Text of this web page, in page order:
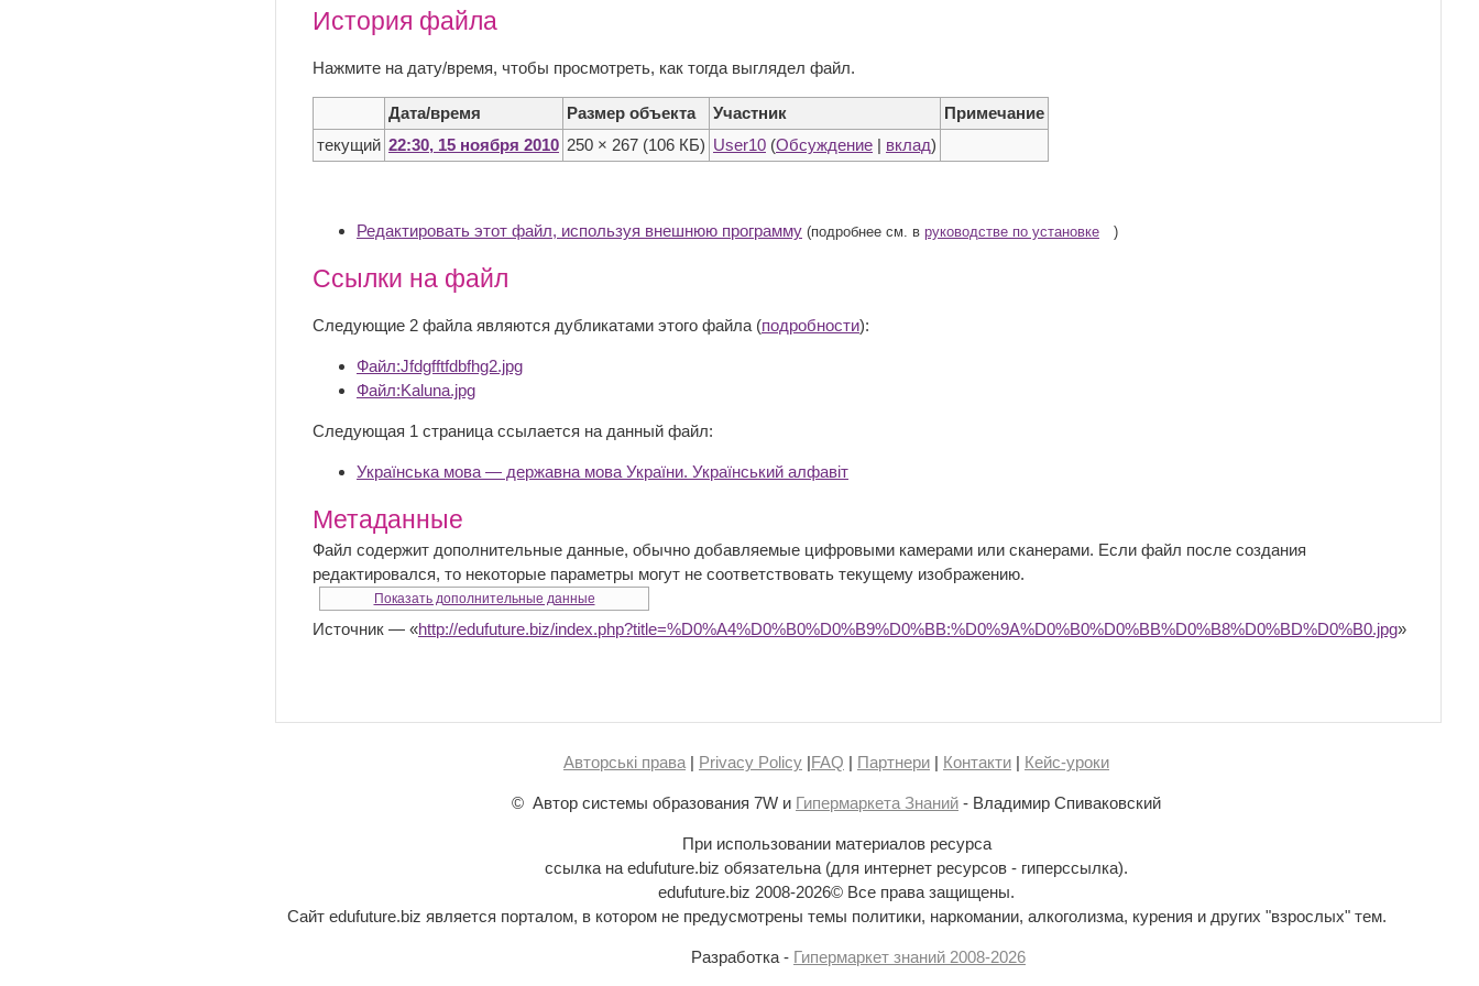
История файла
Нажмите на дату/время, чтобы просмотреть, как тогда выглядел файл.
Дата/время Размер объекта Участник
Примечание
текущий 22:30, 15 ноября 2010 250 × 267 (106 КБ) User10 (Обсуждение | вклад)
Редактировать этот файл, используя внешнюю программу (подробнее см. в руководстве по установке )
Ссылки на файл
Следующие 2 файла являются дубликатами этого файла (подробности):
Файл:Jfdgfftfdbfhg2.jpg
Файл:Kaluna.jpg
Следующая 1 страница ссылается на данный файл:
Українська мова — державна мова України. Український алфавіт
Метаданные
Файл содержит дополнительные данные, обычно добавляемые цифровыми камерами или сканерами. Если файл после создания
редактировался, то некоторые параметры могут не соответствовать текущему изображению.
Показать дополнительные данные
Источник — «http://edufuture.biz/index.php?title=%D0%A4%D0%B0%D0%B9%D0%BB:%D0%9A%D0%B0%D0%BB%D0%B8%D0%BD%D0%B0.jpg»
Авторські права | Privacy Policy |FAQ | Партнери | Контакти | Кейс-уроки
© Автор системы образования 7W и Гипермаркета Знаний - Владимир Спиваковский
При использовании материалов ресурса
ссылка на edufuture.biz обязательна (для интернет ресурсов - гиперссылка).
edufuture.biz 2008-2026© Все права защищены.
Сайт edufuture.biz является порталом, в котором не предусмотрены темы политики, наркомании, алкоголизма, курения и других "взрослых" тем.
Разработка - Гипермаркет знаний 2008-2026